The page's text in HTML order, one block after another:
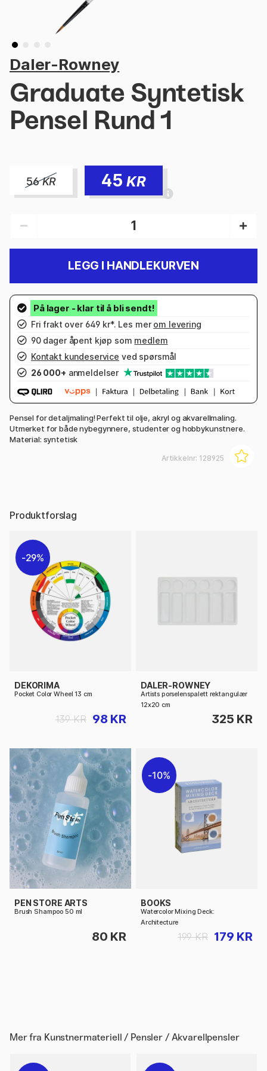
Daler-Rowney
Graduate Syntetisk
Pensel Rund 1
56KR 45 KR
LEGG I HANDLEKURVEN
Fri frakt over 649 kr*. Les mer om levering
90 dager åpent kjøp som medlem
Kontakt kundeservice ved spørsmål
26 000+ anmeldelser
Pensel for detaljmaling! Perfekt til olje, akryl og akvarellmaling.
Utmerket for både nybegynnere, studenter og hobbykunstnere.
Material: syntetisk
Artikkelnr: 128925
Produktforslag
29%
DEKORIMA
Pocket Color Wheel 13 cm
98 KR
139 KR
DALER-ROWNEY
Artists porselenspalett rektangulær
12x20 cm
325 KR
PEN STORE ARTS
Brush Shampoo 50 ml
80 KR
10%
BOOKS
Watercolor Mixing Deck:
Architecture
179 KR
199 KR
Mer fra Kunstnermateriell / Pensler / Akvarellpensler